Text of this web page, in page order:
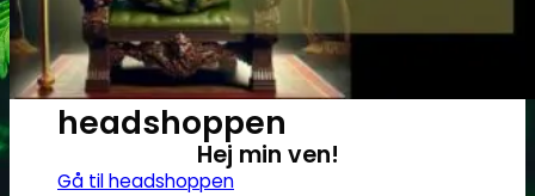
Få cannabis frø for hver
200DKK handlet i
headshoppen
Gå til headshoppen
Hej min ven!